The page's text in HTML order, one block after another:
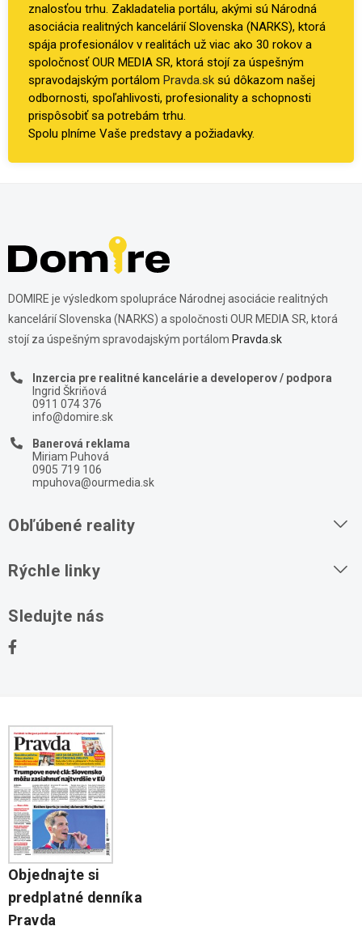
znalosťou trhu. Zakladatelia portálu, akými sú Národná
asociácia realitných kancelárií Slovenska (NARKS), ktorá
spája profesionálov v realitách už viac ako 30 rokov a
spoločnosť OUR MEDIA SR, ktorá stojí za úspešným
spravodajským portálom Pravda.sk sú dôkazom našej
odbornosti, spoľahlivosti, profesionality a schopnosti
prispôsobiť sa potrebám trhu.
Spolu plníme Vaše predstavy a požiadavky.
DOMIRE je výsledkom spolupráce Národnej asociácie realitných
kancelárií Slovenska (NARKS) a spoločnosti OUR MEDIA SR, ktorá
stojí za úspešným spravodajským portálom Pravda.sk
Inzercia pre realitné kancelárie a developerov / podpora
Ingrid Škriňová
0911 074 376
info@domire.sk
Banerová reklama
Miriam Puhová
0905 719 106
mpuhova@ourmedia.sk
Obľúbené reality
Domy na predaj
Stavebné pozemky
Rýchle linky
Sledujte nás
Objednajte si
predplatné denníka
Pravda